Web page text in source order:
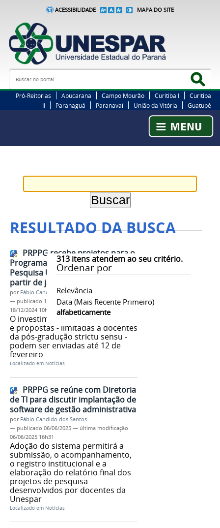
ACESSIBILIDADE MAPA DO SITE
Busca
Pró-Reitorias Apucarana Campo Mourão Curitiba I
Curitiba
II
Paranaguá Paranavaí União da Vitória Guatupê
RESULTADO DA BUSCA
313itens atendem ao seu critério.
Ordenar por
Relevância
Data (mais Recente Primeiro)
alfabeticamente
PRPPG recebe projetos para o
Programa Institucional de
Pesquisa Universal da Unespar a
partir de janeiro
por Fábio Candido dos Santos
— publicado 17/12/2024 —última modificação
18/12/2024 10h20
O investimento é de R$ 1,8 milhão
e propostas - limitadas a docentes
da pós-gradução strictu sensu -
podem ser enviadas até 12 de
fevereiro
Localizado em Notícias
PRPPG se reúne com Diretoria
de TI para discutir implantação de
software de gestão administrativa
por Fábio Candido dos Santos
— publicado 06/06/2025 — última modificação
06/06/2025 16h31
Adoção do sistema permitirá a
submissão, o acompanhamento,
o registro institucional e a
elaboração do relatório final dos
projetos de pesquisa
desenvolvidos por docentes da
Unespar
Localizado em Notícias